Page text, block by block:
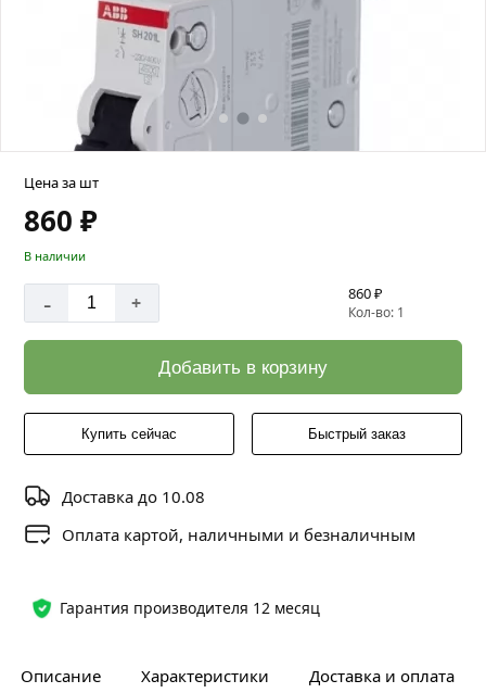
Гарантия производителя 12 месяц
Цена за шт
860 ₽
В наличии
- + 860 ₽
Кол-во: 1
Добавить в корзину
Купить сейчас Быстрый заказ
Доставка до 10.08
Оплата картой, наличными и безналичным
Описание Характеристики Доставка и оплата